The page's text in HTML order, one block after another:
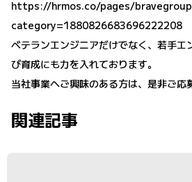
https://hrmos.co/pages/
category=1880826683696222208
ベテランエンジニアだけでなく、若手エ
び育成にも力を入れております。
当社事業へご興味のある方は、是非ご応
関連記事